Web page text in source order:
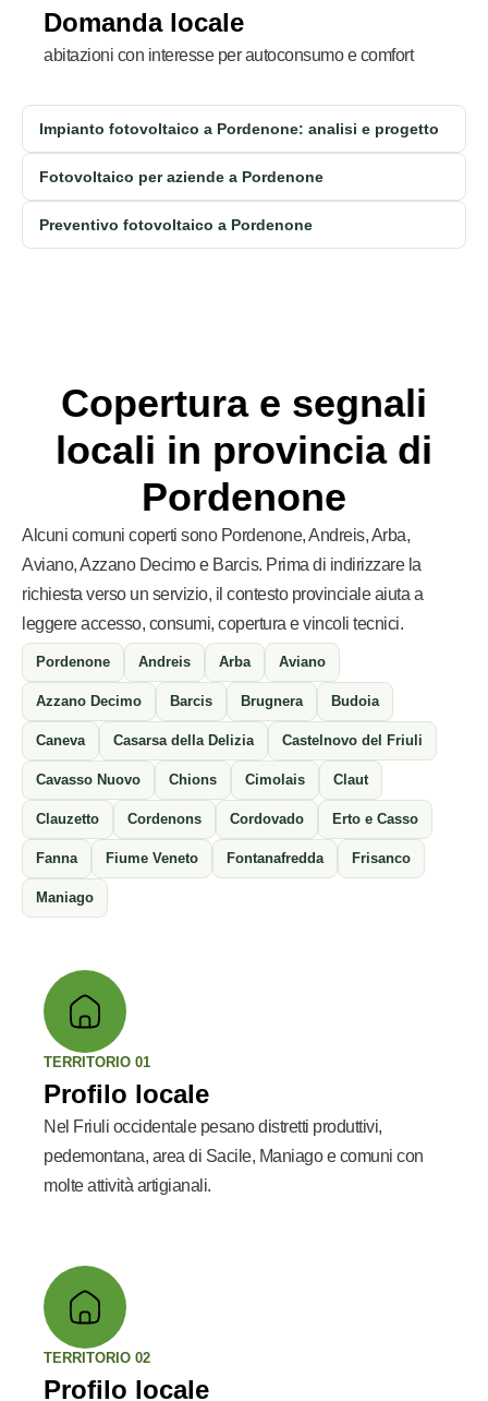
Domanda locale
abitazioni con interesse per autoconsumo e comfort
Impianto fotovoltaico a Pordenone: analisi e progetto
Fotovoltaico per aziende a Pordenone
Preventivo fotovoltaico a Pordenone
Copertura e segnali
locali in provincia di
Pordenone
Alcuni comuni coperti sono Pordenone, Andreis, Arba,
Aviano, Azzano Decimo e Barcis. Prima di indirizzare la
richiesta verso un servizio, il contesto provinciale aiuta a
leggere accesso, consumi, copertura e vincoli tecnici.
Pordenone Andreis Arba Aviano
Azzano Decimo Barcis Brugnera Budoia
Caneva Casarsa della Delizia Castelnovo del Friuli
Cavasso Nuovo Chions Cimolais Claut
Clauzetto Cordenons Cordovado Erto e Casso
Fanna Fiume Veneto Fontanafredda Frisanco
Maniago
TERRITORIO 01
Profilo locale
Nel Friuli occidentale pesano distretti produttivi,
pedemontana, area di Sacile, Maniago e comuni con
molte attività artigianali.
TERRITORIO 02
Profilo locale